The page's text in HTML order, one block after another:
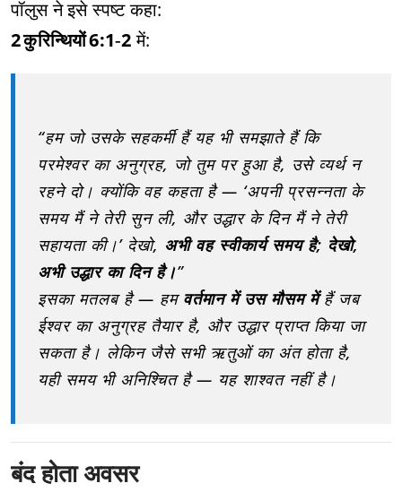
पॉलुस ने इसे स्पष्ट कहा:
2 कुरिन्थियों 6:1‑2में:
“हम जो उसके सहकर्मी हैं यह भी समझाते हैं कि
परमेश्वर का अनुग्रह, जो तुम पर हुआ है, उसे व्यर्थ न
रहने दो। क्योंकि वह कहता है — ‘अपनी प्रसन्नता के
समय मैं ने तेरी सुन ली, और उद्धार के दिन मैं ने तेरी
सहायता की।’ देखो, अभी वह स्वीकार्य समय है; देखो,
अभी उद्धार का दिन है।”
इसका मतलब है — हमवर्तमान में उस मौसम मेंहैं जब
ईश्वर का अनुग्रह तैयार है, और उद्धार प्राप्त किया जा
सकता है। लेकिन जैसे सभी ऋतुओं का अंत होता है,
यही समय भी अनिश्चित है — यह शाश्वत नहीं है।
बंद होता अवसर